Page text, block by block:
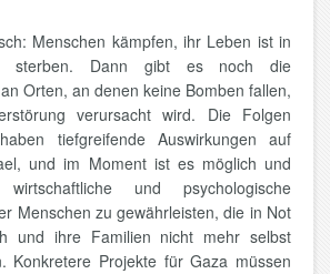
Menschen kämpfen, ihr Leben ist in
sterben. Dann gibt es noch die
Orten, an denen keine Bomben fallen,
verursacht wird. Die Folgen
tiefgreifende Auswirkungen auf
und im Moment ist es möglich und
und psychologische
Menschen zu gewährleisten, die in Not
und ihre Familien nicht mehr selbst
Konkretere Projekte für Gaza müssen